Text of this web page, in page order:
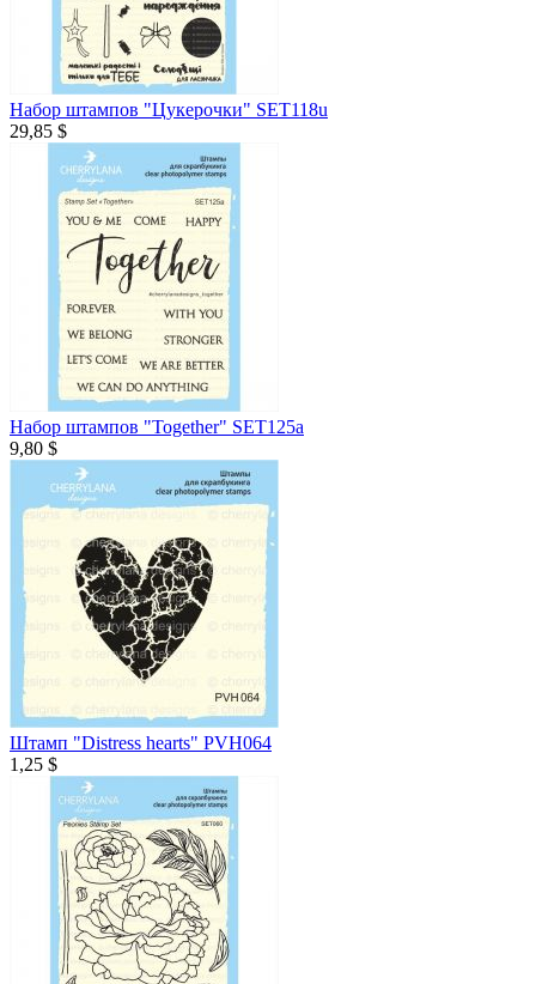
Набор штампов "Цукерочки" SET118u
29,85 $
Набор штампов "Together" SET125a
9,80 $
Штамп "Distress hearts" PVH064
1,25 $